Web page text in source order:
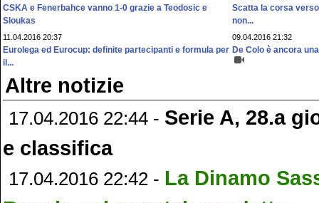
CSKA e Fenerbahce vanno 1-0 grazie a Teodosic e
Sloukas
Scatta la corsa
non...
11.04.2016 20:37
Eurolega ed Eurocup: definite partecipanti e formula per
il...
09.04.2016 21:32
De Colo è ancora
Altre notizie
17.04.2016 22:44 - Serie A, 28.a
e classifica
17.04.2016 22:42 - La Dinamo